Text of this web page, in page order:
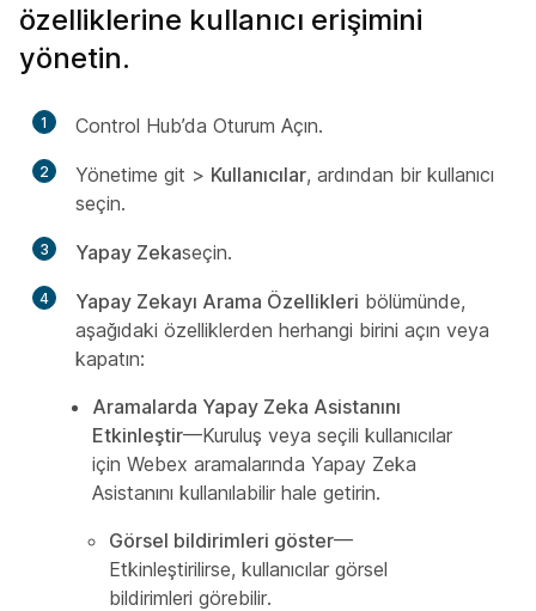
özelliklerine kullanıcı erişimini
yönetin.
1 Control Hub’da Oturum Açın.
2 Yönetime git > Kullanıcılar, ardından bir kullanıcı
seçin.
3 Yapay Zekaseçin.
4 Yapay Zekayı Arama Özellikleri bölümünde,
aşağıdaki özelliklerden herhangi birini açın veya
kapatın:
Aramalarda Yapay Zeka Asistanını
Etkinleştir—Kuruluş veya seçili kullanıcılar
için Webex aramalarında Yapay Zeka
Asistanını kullanılabilir hale getirin.
Görsel bildirimleri göster—
Etkinleştirilirse, kullanıcılar görsel
bildirimleri görebilir.